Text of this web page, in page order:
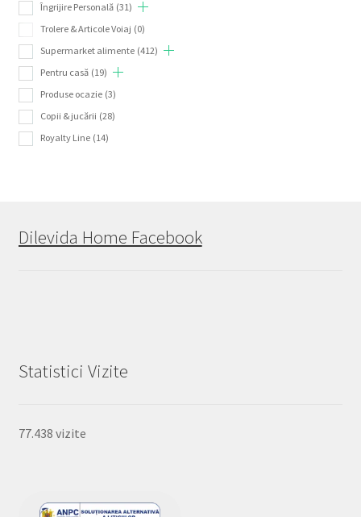
Îngrijire Personală (31)
Trolere & Articole Voiaj (0)
Supermarket alimente (412)
Pentru casă (19)
Produse ocazie (3)
Copii & jucării (28)
Royalty Line (14)
Dilevida Home Facebook
Statistici Vizite
77.438 vizite